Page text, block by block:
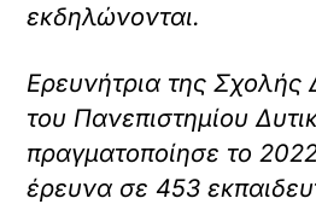
εκδηλώνονται.
Ερευνήτρια της Σχολής
του Πανεπιστημίου
πραγματοποίησε το
έρευνα σε 453